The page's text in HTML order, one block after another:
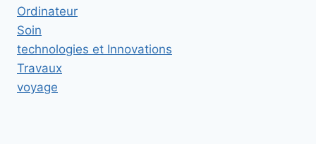
Ordinateur
Soin
technologies et Innovations
Travaux
voyage